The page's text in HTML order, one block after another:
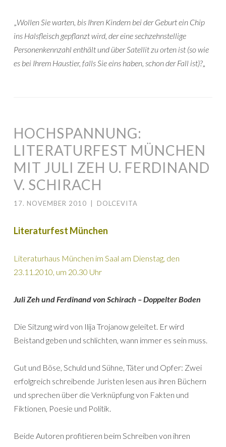
„Wollen Sie warten, bis Ihren Kindern bei der Geburt ein Chip
ins Halsfleisch gepflanzt wird, der eine sechzehnstellige
Personenkennzahl enthält und über Satellit zu orten ist (so wie
es bei Ihrem Haustier, falls Sie eins haben, schon der Fall ist)?„
HOCHSPANNUNG:
LITERATURFEST MÜNCHEN
MIT JULI ZEH U. FERDINAND
V. SCHIRACH
17. NOVEMBER 2010 DOLCEVITA
Literaturfest München
Literaturhaus München im Saal am Dienstag, den
23.11.2010, um 20.30 Uhr
Juli Zeh und Ferdinand von Schirach – Doppelter Boden
Die Sitzung wird von Ilija Trojanow geleitet. Er wird
Beistand geben und schlichten, wann immer es sein muss.
Gut und Böse, Schuld und Sühne, Täter und Opfer: Zwei
erfolgreich schreibende Juristen lesen aus ihren Büchern
und sprechen über die Verknüpfung von Fakten und
Fiktionen, Poesie und Politik.
Beide Autoren profitieren beim Schreiben von ihren